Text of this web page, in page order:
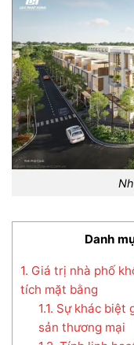
Danh
1. Giá trị nhà phố
tích mặt bằng
1.1. Sự khác
sản thương mại